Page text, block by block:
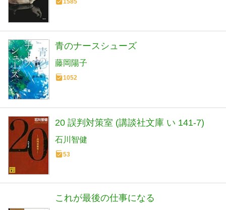
1585
青のナースシューズ
藤岡陽子
1052
20 誤判対策室 (講談社文庫 い 141-7)
石川智健
53
これが最後の仕事になる